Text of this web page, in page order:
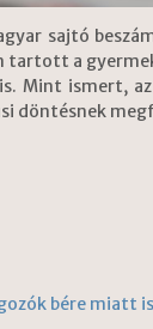
sajtó
tartott a
Mint ismert,
döntésnek
bére miatt